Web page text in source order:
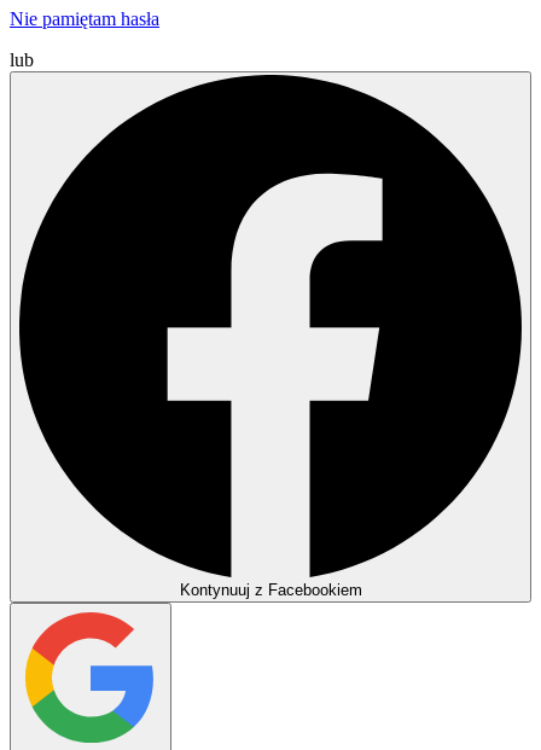
Nie pamiętam hasła
lub
Kontynuuj z Facebookiem